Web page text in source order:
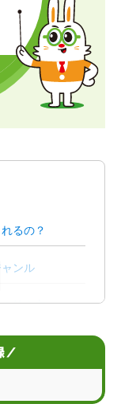
るの？
ンル
答え方